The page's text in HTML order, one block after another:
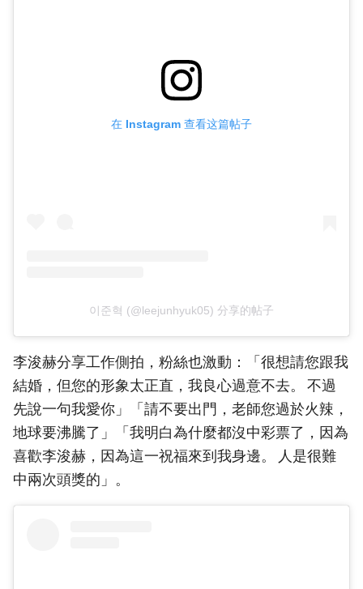
在 Instagram 查看这篇帖子
이준혁 (@leejunhyuk05) 分享的帖子
李浚赫分享工作側拍，粉絲也激動：「很想請您跟我
結婚，但您的形象太正直，我良心過意不去。 不過
先說一句我愛你」「請不要出門，老師您過於火辣，
地球要沸騰了」「我明白為什麼都沒中彩票了，因為
喜歡李浚赫，因為這一祝福來到我身邊。 人是很難
中兩次頭獎的」。